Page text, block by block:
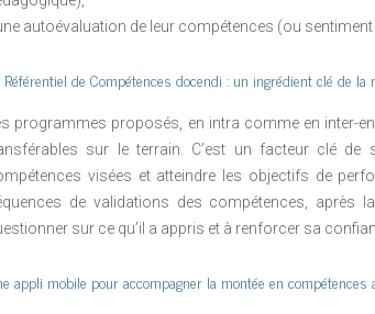
autoévaluation de leur compétences (ou
Référentiel de Compétences docendi : un ingrédient clé de la
programmes proposés, en intra comme en inter-
sur le terrain. C’est un facteur clé
visées et atteindre les objectifs de
de validations des compétences, après
sur ce qu’il a appris et à renforcer sa
appli mobile pour accompagner la montée en compétences